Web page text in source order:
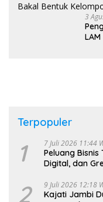
3
Terpopuler
1 7 Juli 2026 11:44
Peluang Bisnis
Digital, dan
2 9 Juli 2026 12:18
Kajati Jambi